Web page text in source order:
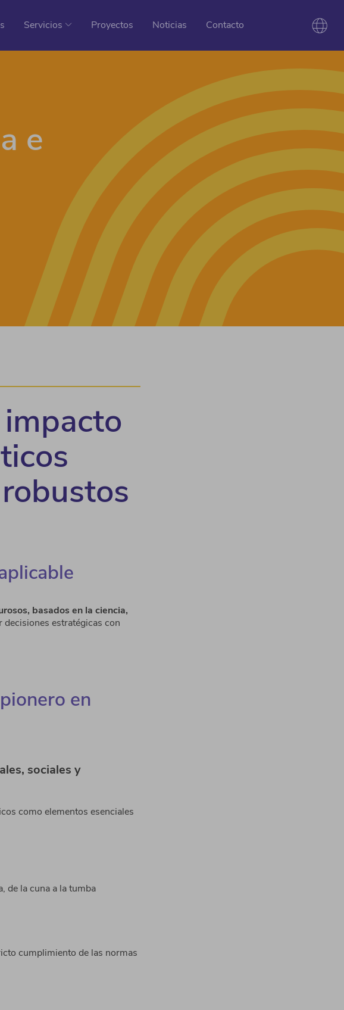
Servicios Proyectos Noticias Contacto
e
basados en la ciencia,
decisiones estratégicas con
en
sociales y
como elementos esenciales
de la cuna a la tumba
cumplimiento de las normas